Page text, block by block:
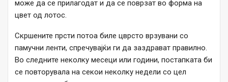
може да се прилагодат и да се поврзат во форма на
цвет од лотос.
Скршените прсти потоа биле цврсто врзувани со
памучни ленти, спречувајќи ги да заздрават правилно.
Во следните неколку месеци или години, постапката би
се повторувала на секои неколку недели со цел